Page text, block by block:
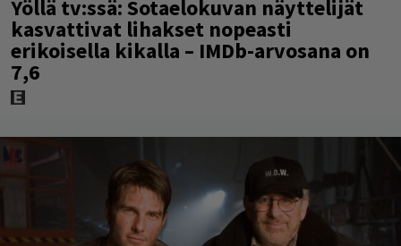
Yöllä tv:ssä: Sotaelokuvan näyttelijät
kasvattivat lihakset nopeasti
erikoisella kikalla – IMDb-arvosana on
7,6